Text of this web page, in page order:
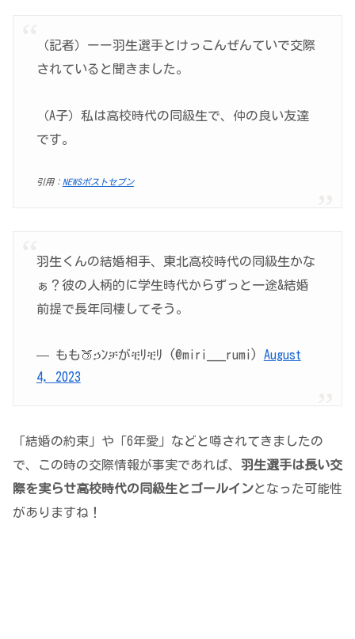
（記者）ーー羽生選手とけっこんぜんていで交際
されていると聞きました。
（A子）私は高校時代の同級生で、仲の良い友達
です。
引用： NEWSポストセブン
羽生くんの結婚相手、東北高校時代の同級生かな
ぁ？彼の人柄的に学生時代からずっと一途&結婚
前提で長年同棲してそう。
— もも🍑ኃﾝቻがቺﾘቺﾘ (@miri___rumi) August
4, 2023
「結婚の約束」や「6年愛」などと噂されてきましたの
で、この時の交際情報が事実であれば、 羽生選手は長い交
際を実らせ高校時代の同級生とゴールインとなった可能性
がありますね！